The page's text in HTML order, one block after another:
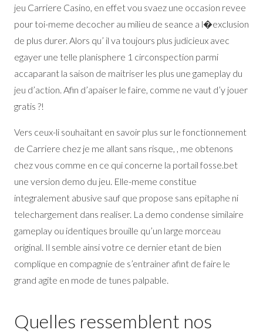
jeu Carriere Casino, en effet vou svaez une occasion revee
pour toi-meme decocher au milieu de seance a l�exclusion
de plus durer. Alors qu’ il va toujours plus judicieux avec
egayer une telle planisphere 1 circonspection parmi
accaparant la saison de maitriser les plus une gameplay du
jeu d’action. Afin d’apaiser le faire, comme ne vaut d’y jouer
gratis ?!
Vers ceux-li souhaitant en savoir plus sur le fonctionnement
de Carriere chez je me allant sans risque, , me obtenons
chez vous comme en ce qui concerne la portail fosse.bet
une version demo du jeu. Elle-meme constitue
integralement abusive sauf que propose sans epitaphe ni
telechargement dans realiser. La demo condense similaire
gameplay ou identiques brouille qu’un large morceau
original. Il semble ainsi votre ce dernier etant de bien
complique en compagnie de s’entrainer afint de faire le
grand agite en mode de tunes palpable.
Quelles ressemblent nos